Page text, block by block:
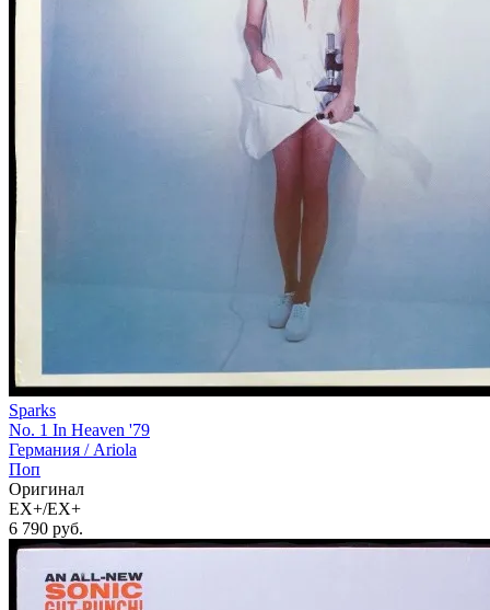
Sparks
No. 1 In Heaven '79
Германия / Ariola
Поп
Оригинал
EX+/EX+
6 790 руб.